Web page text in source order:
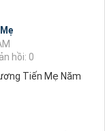
hồi: 0
Tiến Mẹ Năm